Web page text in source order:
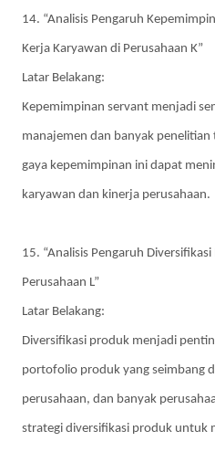
14. “Analisis Pengaruh
Kerja Karyawan di Perusahaan K”
Latar Belakang:
Kepemimpinan servant menjadi
manajemen dan banyak
gaya kepemimpinan ini dapat
karyawan dan kinerja perusahaan.
15. “Analisis Pengaruh
Perusahaan L”
Latar Belakang:
Diversifikasi produk menjadi
portofolio produk yang seimbang
perusahaan, dan banyak
strategi diversifikasi produk untuk